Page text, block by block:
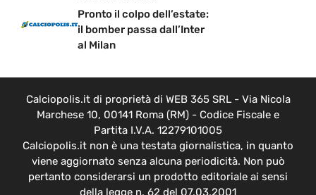
Pronto il colpo dell’estate:
il bomber passa dall’Inter
al Milan
Calciopolis.it di proprietà di WEB 365 SRL - Via Nicola
Marchese 10, 00141 Roma (RM) - Codice Fiscale e
Partita I.V.A. 12279101005
Calciopolis.it non è una testata giornalistica, in quanto
viene aggiornato senza alcuna periodicità. Non può
pertanto considerarsi un prodotto editoriale ai sensi
della legge n. 62 del 07.03.2001